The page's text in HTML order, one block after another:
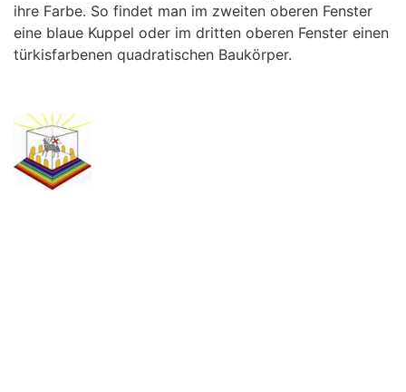
ihre Farbe. So findet man im zweiten oberen Fenster
eine blaue Kuppel oder im dritten oberen Fenster einen
türkisfarbenen quadratischen Baukörper.